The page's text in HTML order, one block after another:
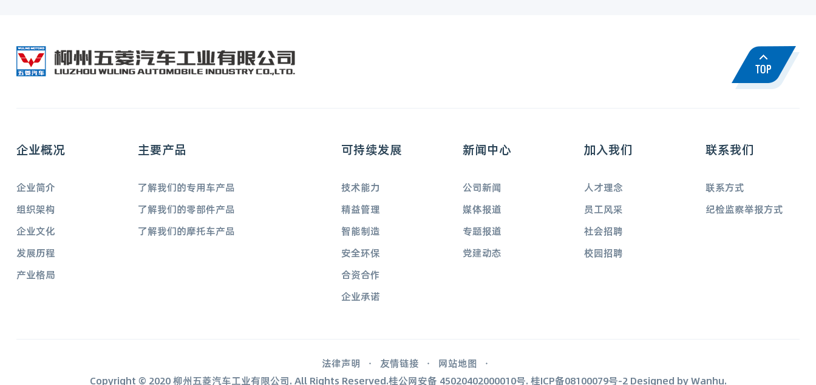
企业概况
企业简介
组织架构
企业文化
发展历程
产业格局
主要产品
了解我们的专用车产品
了解我们的零部件产品
了解我们的摩托车产品
可持续发展
技术能力
精益管理
智能制造
安全环保
合资合作
企业承诺
新闻中心
公司新闻
媒体报道
专题报道
党建动态
加入我们
人才理念
员工风采
社会招聘
校园招聘
联系我们
联系方式
纪检监察举报方式
法律声明 友情链接
网站地图
Copyright © 2020 柳州五菱汽车工业有限公司. All Rights Reserved.桂公网安备 45020402000010号. 桂ICP备08100079号-2Designed byWanhu.